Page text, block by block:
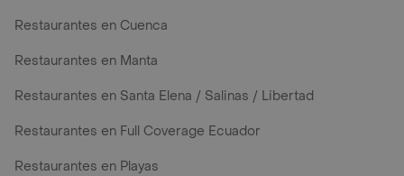
Restaurantes en Cuenca
Restaurantes en Manta
Restaurantes en Santa Elena / Salinas / Libertad
Restaurantes en Full Coverage Ecuador
Restaurantes en Playas